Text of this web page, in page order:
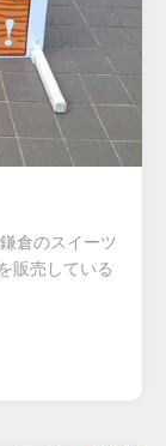
倉のスイーツ
販売している